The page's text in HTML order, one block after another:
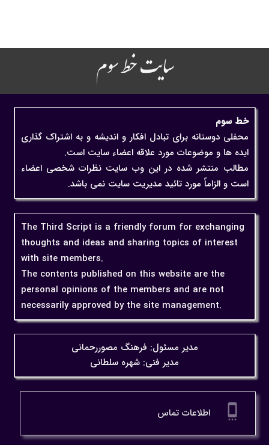
سایت خط سوم
خط سوم
محفلی دوستانه برای تبادل افکار و اندیشه و به اشتراک گذاری
ایده ها و موضوعات مورد علاقه اعضاء سایت است.
مطالب منتشر شده در این وب سایت نظرات شخصی اعضاء
است و الزاماً مورد تائید مدیریت سایت نمی باشد.
The Third Script is a friendly forum for exchanging
thoughts and ideas and sharing topics of interest
with site members.
The contents published on this website are the
personal opinions of the members and are not
necessarily approved by the site management.
مدیر مسئول: فرهنگ مصوررحمانی
مدیر فنی: شهره سلطانی
settings_cell اطلاعات تماس